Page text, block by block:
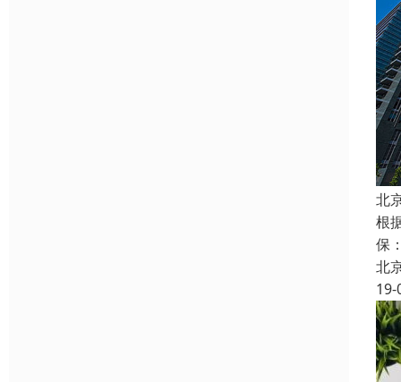
北
根
保
北
19-